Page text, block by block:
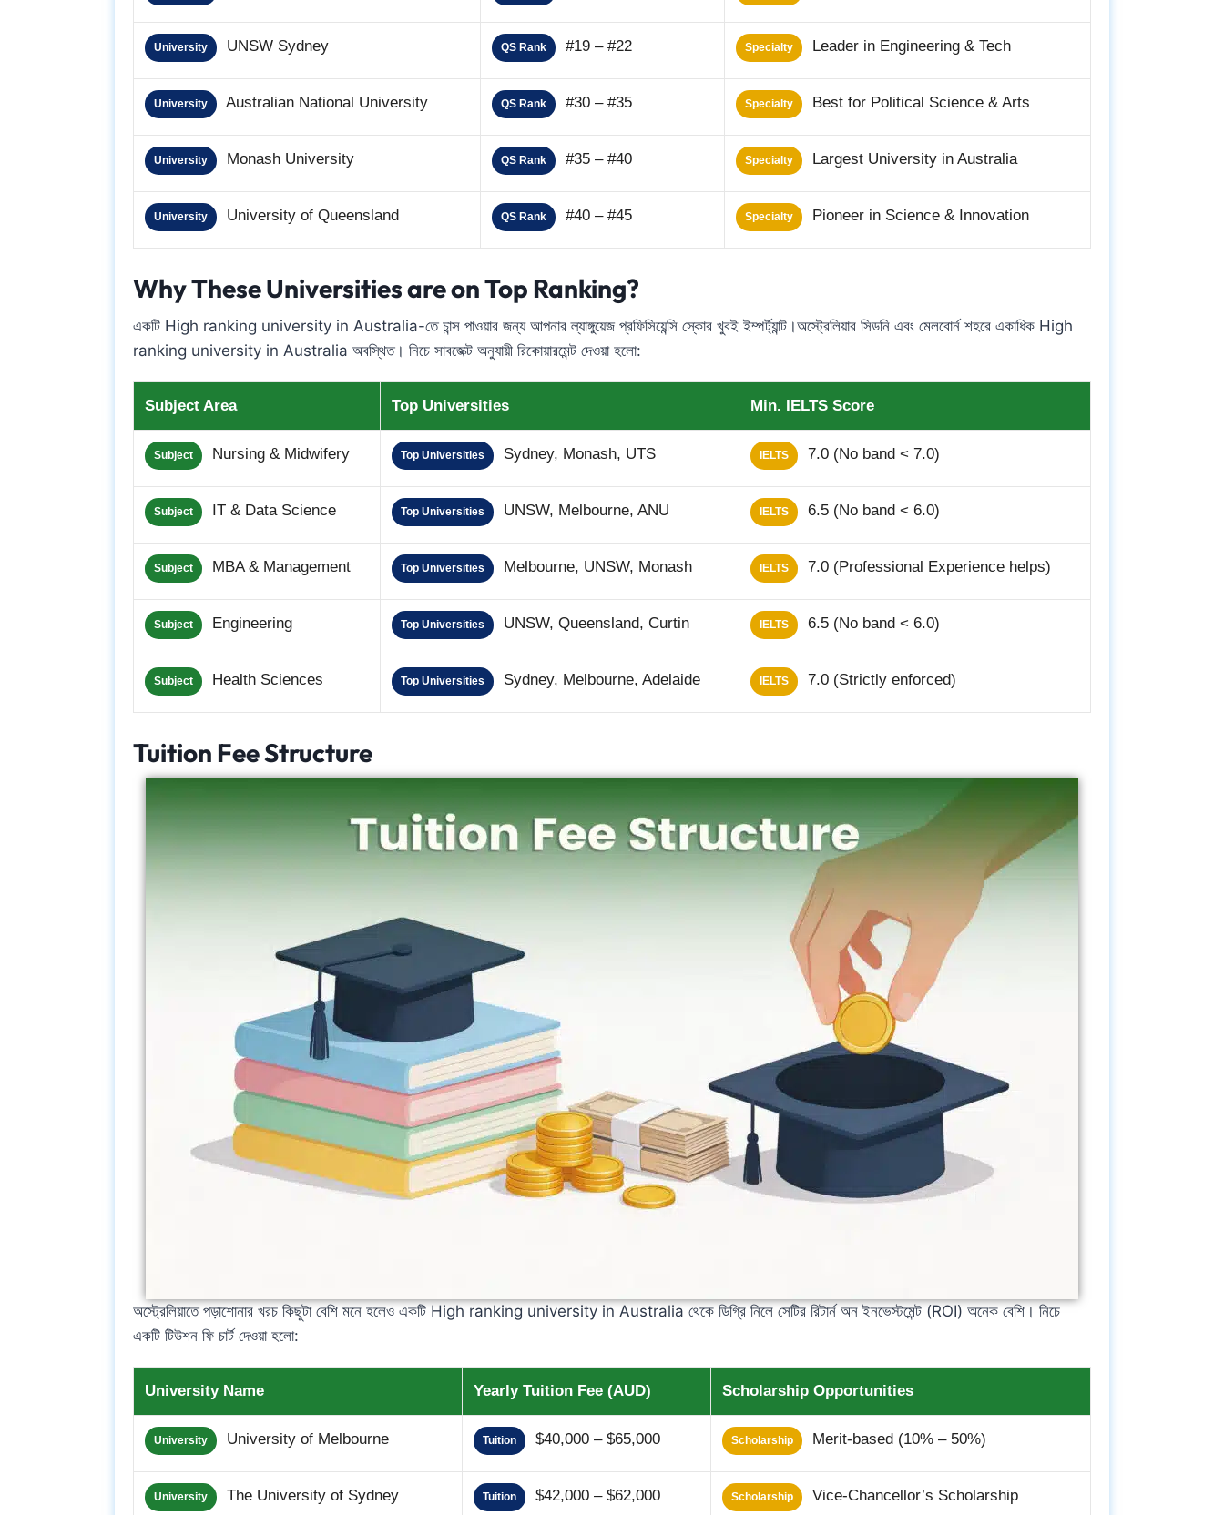
University UNSW Sydney QS Rank #19 – #22 Specialty Leader in Engineering & Tech
University Australian National University QS Rank #30 – #35 Specialty Best for Political Science & Arts
University Monash University QS Rank #35 – #40 Specialty Largest University in Australia
University University of Queensland QS Rank #40 – #45 Specialty Pioneer in Science & Innovation
Why These Universities are on Top Ranking?
একটি High ranking university in Australia-তে চান্স পাওয়ার জন্য আপনার ল্যাঙ্গুয়েজ প্রফিসিয়েন্সি স্কোর খুবই ইম্পর্ট্যান্ট।অস্ট্রেলিয়ার সিডনি এবং মেলবোর্ন শহরে একাধিক High
ranking university in Australia অবস্থিত। নিচে সাবজেক্ট অনুযায়ী রিকোয়ারমেন্ট দেওয়া হলো:
Subject Area Top Universities Min. IELTS Score
Subject Nursing & Midwifery Top Universities Sydney, Monash, UTS IELTS 7.0 (No band < 7.0)
Subject IT & Data Science Top Universities UNSW, Melbourne, ANU IELTS 6.5 (No band < 6.0)
Subject MBA & Management Top Universities Melbourne, UNSW, Monash IELTS 7.0 (Professional Experience helps)
Subject Engineering Top Universities UNSW, Queensland, Curtin IELTS 6.5 (No band < 6.0)
Subject Health Sciences Top Universities Sydney, Melbourne, Adelaide IELTS 7.0 (Strictly enforced)
Tuition Fee Structure
অস্ট্রেলিয়াতে পড়াশোনার খরচ কিছুটা বেশি মনে হলেও একটি High ranking university in Australia থেকে ডিগ্রি নিলে সেটির রিটার্ন অন ইনভেস্টমেন্ট (ROI) অনেক বেশি। নিচে
একটি টিউশন ফি চার্ট দেওয়া হলো:
University Name Yearly Tuition Fee (AUD) Scholarship Opportunities
University University of Melbourne Tuition $40,000 – $65,000 Scholarship Merit-based (10% – 50%)
University The University of Sydney Tuition $42,000 – $62,000 Scholarship Vice-Chancellor’s Scholarship